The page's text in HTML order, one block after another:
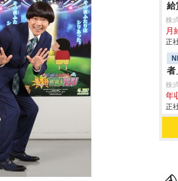
給
株
月
正
者
株
年
正